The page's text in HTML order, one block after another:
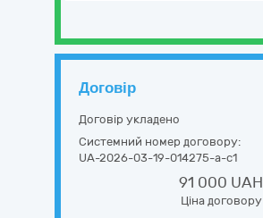
Договір
Договір укладено
Системний номер договору:
UA-2026-03-19-014275-a-c1
91 000 UAH
Ціна договору